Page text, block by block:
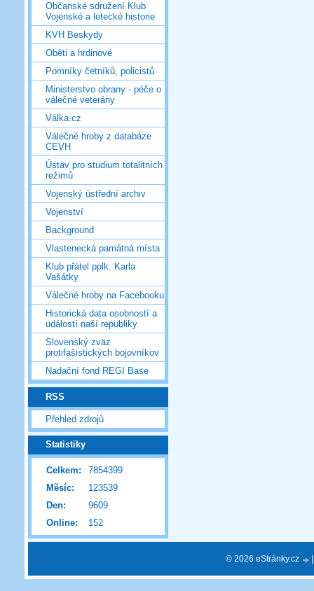
Občanské sdružení Klub
Vojenské a letecké historie
KVH Beskydy
Oběti a hrdinové
Pomníky četníků, policistů
Ministerstvo obrany - péče o
válečné veterány
Válka.cz
Válečné hroby z databáze
CEVH
Ústav pro studium totalitních
režimů
Vojenský ústřední archiv
Vojenství
Background
Vlastenecká památná místa
Klub přátel pplk. Karla
Vašátky
Válečné hroby na Facebooku
Historická data osobností a
událostí naší republiky
Slovenský zväz
protifašistických bojovníkov
Nadační fond REGI Base
RSS
Přehled zdrojů
Statistiky
Online: 152
Celkem:
7854399
Měsíc:
123539
Den:
9609
© 2026 eStránky.cz